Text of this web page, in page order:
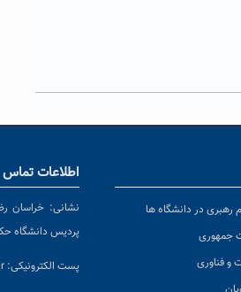
رهبری در دانشگاه ها
جمهوری
و فناوری
اطلاعات تماس
نشانی: خراسان
پردیس دانشگاه
پست الکترونیکی: